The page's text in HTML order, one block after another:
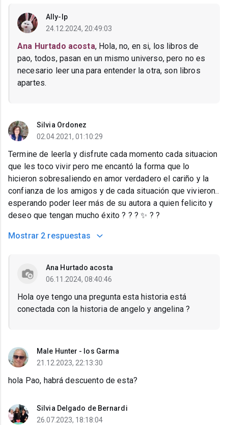
Ally-lp
24.12.2024, 20:49:03
Ana Hurtado acosta, Hola, no, en si, los libros de
pao, todos, pasan en un mismo universo, pero no es
necesario leer una para entender la otra, son libros
apartes.
Silvia Ordonez
02.04.2021, 01:10:29
Termine de leerla y disfrute cada momento cada situacion
que les toco vivir pero me encantó la forma que lo
hicieron sobresaliendo en amor verdadero el cariño y la
confianza de los amigos y de cada situación que vivieron..
esperando poder leer más de su autora a quien felicito y
deseo que tengan mucho éxito ? ? ? ✨ ? ?
Mostrar 2 respuestas
Ana Hurtado acosta
06.11.2024, 08:40:46
Hola oye tengo una pregunta esta historia está
conectada con la historia de angelo y angelina ?
Male Hunter - los Garma
21.12.2023, 22:13:30
hola Pao, habrá descuento de esta?
Silvia Delgado de Bernardi
26.07.2023, 18:18:04